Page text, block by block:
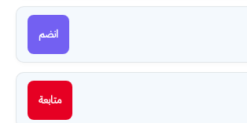
انضم
متابعة